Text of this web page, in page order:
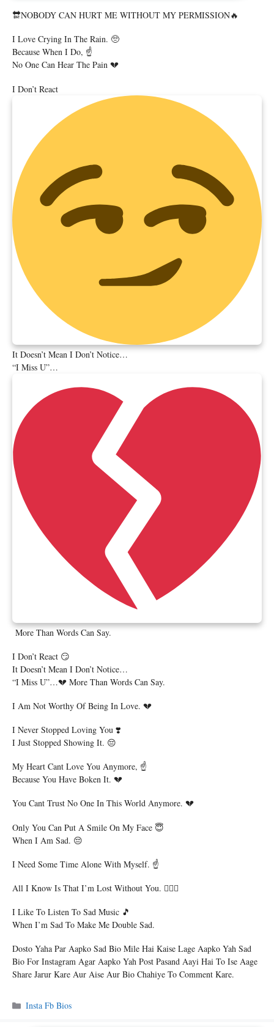
🔛NOBODY CAN HURT ME WITHOUT MY PERMISSION🔥
I Love Crying In The Rain. 🥺
Because When I Do, ☝️
No One Can Hear The Pain 💔
I Don’t React
It Doesn’t Mean I Don’t Notice…
“I Miss U”…
More Than Words Can Say.
I Don’t React 😏
It Doesn’t Mean I Don’t Notice…
“I Miss U”…💔 More Than Words Can Say.
I Am Not Worthy Of Being In Love. 💔
I Never Stopped Loving You ❣️
I Just Stopped Showing It. 😔
My Heart Cant Love You Anymore, ☝️
Because You Have Boken It. 💔
You Cant Trust No One In This World Anymore. 💔
Only You Can Put A Smile On My Face 😇
When I Am Sad. 😔
I Need Some Time Alone With Myself. ☝️
All I Know Is That I’m Lost Without You. 👩‍❤️‍👨
I Like To Listen To Sad Music 🎵
When I’m Sad To Make Me Double Sad.
Dosto Yaha Par Aapko Sad Bio Mile Hai Kaise Lage Aapko Yah Sad
Bio For Instagram Agar Aapko Yah Post Pasand Aayi Hai To Ise Aage
Share Jarur Kare Aur Aise Aur Bio Chahiye To Comment Kare.
Categories
Insta Fb Bios